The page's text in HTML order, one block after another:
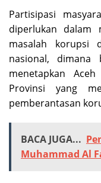
Partisipasi
diperlukan dalam
masalah korupsi
nasional, dimana
menetapkan
Provinsi yang
pemberantasan
BACA JUGA...
Muhammad Al